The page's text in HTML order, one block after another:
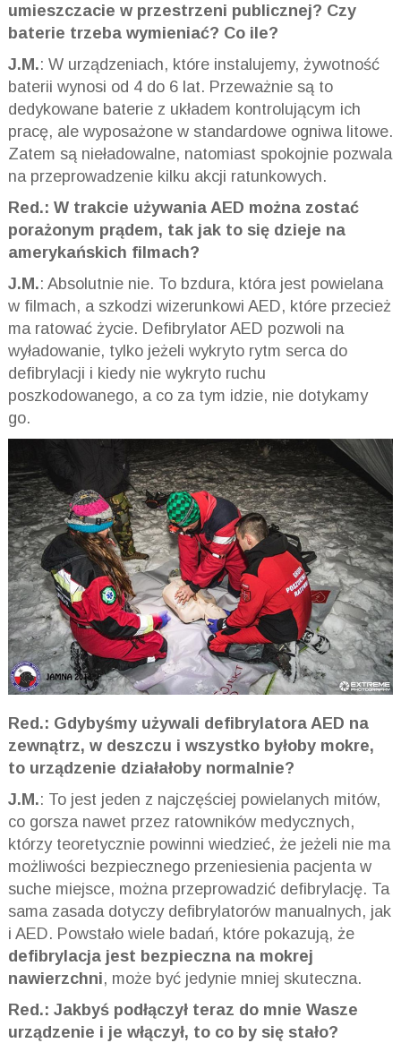
umieszczacie w przestrzeni publicznej? Czy
baterie trzeba wymieniać? Co ile?
J.M.: W urządzeniach, które instalujemy, żywotność
baterii wynosi od 4 do 6 lat. Przeważnie są to
dedykowane baterie z układem kontrolującym ich
pracę, ale wyposażone w standardowe ogniwa litowe.
Zatem są nieładowalne, natomiast spokojnie pozwala
na przeprowadzenie kilku akcji ratunkowych.
Red.: W trakcie używania AED można zostać
porażonym prądem, tak jak to się dzieje na
amerykańskich filmach?
J.M.: Absolutnie nie. To bzdura, która jest powielana
w filmach, a szkodzi wizerunkowi AED, które przecież
ma ratować życie. Defibrylator AED pozwoli na
wyładowanie, tylko jeżeli wykryto rytm serca do
defibrylacji i kiedy nie wykryto ruchu
poszkodowanego, a co za tym idzie, nie dotykamy
go.
Red.: Gdybyśmy używali defibrylatora AED na
zewnątrz, w deszczu i wszystko byłoby mokre,
to urządzenie działałoby normalnie?
J.M.: To jest jeden z najczęściej powielanych mitów,
co gorsza nawet przez ratowników medycznych,
którzy teoretycznie powinni wiedzieć, że jeżeli nie ma
możliwości bezpiecznego przeniesienia pacjenta w
suche miejsce, można przeprowadzić defibrylację. Ta
sama zasada dotyczy defibrylatorów manualnych, jak
i AED. Powstało wiele badań, które pokazują, że
defibrylacja jest bezpieczna na mokrej
nawierzchni, może być jedynie mniej skuteczna.
Red.: Jakbyś podłączył teraz do mnie Wasze
urządzenie i je włączył, to co by się stało?